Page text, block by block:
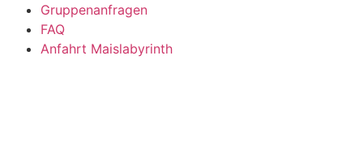
Gruppenanfragen
FAQ
Anfahrt Maislabyrinth